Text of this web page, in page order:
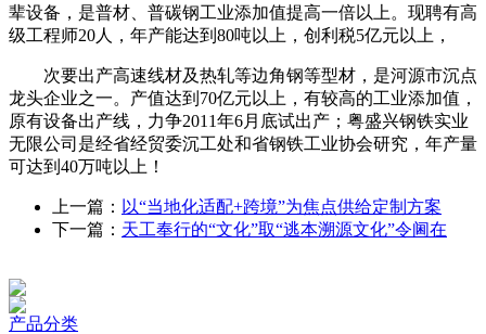
辈设备，是普材、普碳钢工业添加值提高一倍以上。现聘有高
级工程师20人，年产能达到80吨以上，创利税5亿元以上，
次要出产高速线材及热轧等边角钢等型材，是河源市沉点
龙头企业之一。产值达到70亿元以上，有较高的工业添加值，
原有设备出产线，力争2011年6月底试出产；粤盛兴钢铁实业
无限公司是经省经贸委沉工处和省钢铁工业协会研究，年产量
可达到40万吨以上！
上一篇： 以“当地化适配+跨境”为焦点供给定制方案
下一篇： 天工奉行的“文化”取“逃本溯源文化”令阃在
产品分类